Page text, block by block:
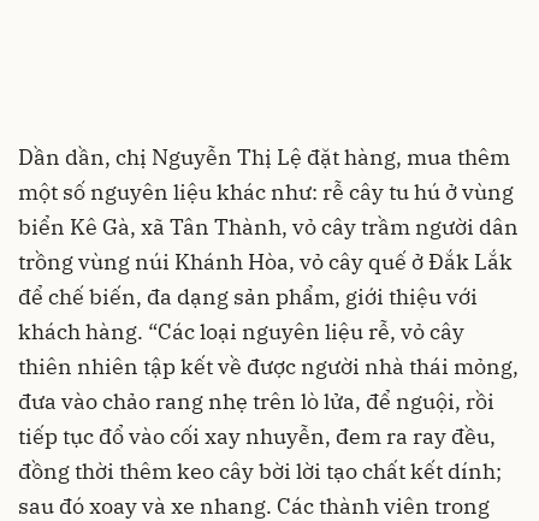
Dần dần, chị Nguyễn Thị Lệ đặt hàng, mua thêm
một số nguyên liệu khác như: rễ cây tu hú ở vùng
biển Kê Gà, xã Tân Thành, vỏ cây trầm người dân
trồng vùng núi Khánh Hòa, vỏ cây quế ở Đắk Lắk
để chế biến, đa dạng sản phẩm, giới thiệu với
khách hàng. “Các loại nguyên liệu rễ, vỏ cây
thiên nhiên tập kết về được người nhà thái mỏng,
đưa vào chảo rang nhẹ trên lò lửa, để nguội, rồi
tiếp tục đổ vào cối xay nhuyễn, đem ra ray đều,
đồng thời thêm keo cây bời lời tạo chất kết dính;
sau đó xoay và xe nhang. Các thành viên trong